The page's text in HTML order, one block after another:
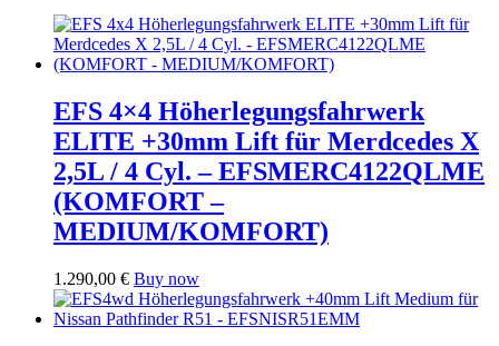
auf.
Die
Optionen
auf
der
Produktseite
gewählt
werden
EFS 4×4 Höherlegungsfahrwerk
ELITE +30mm Lift für Merdcedes X
2,5L / 4 Cyl. – EFSMERC4122QLME
(KOMFORT –
MEDIUM/KOMFORT)
1.290,00 € Buy now